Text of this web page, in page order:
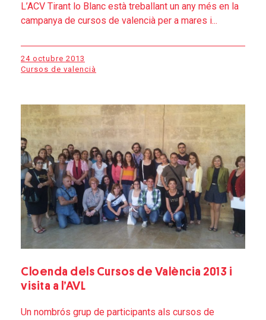
L’ACV Tirant lo Blanc està treballant un any més en la
campanya de cursos de valencià per a mares i...
24 octubre 2013
Cursos de valencià
Cloenda dels Cursos de València 2013 i
visita a l’AVL
Un nombrós grup de participants als cursos de